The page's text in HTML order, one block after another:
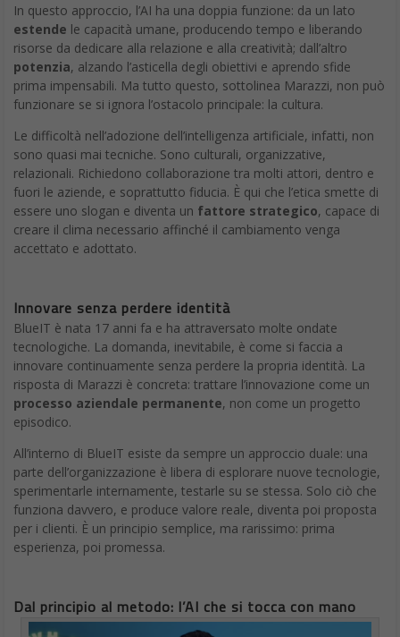
In questo approccio, l’AI ha una doppia funzione: da un lato
estende le capacità umane, producendo tempo e liberando
risorse da dedicare alla relazione e alla creatività; dall’altro
potenzia, alzando l’asticella degli obiettivi e aprendo sfide
prima impensabili. Ma tutto questo, sottolinea Marazzi, non può
funzionare se si ignora l’ostacolo principale: la cultura.
Le difficoltà nell’adozione dell’intelligenza artificiale, infatti, non
sono quasi mai tecniche. Sono culturali, organizzative,
relazionali. Richiedono collaborazione tra molti attori, dentro e
fuori le aziende, e soprattutto fiducia. È qui che l’etica smette di
essere uno slogan e diventa un fattore strategico, capace di
creare il clima necessario affinché il cambiamento venga
accettato e adottato.
Innovare senza perdere identità
BlueIT è nata 17 anni fa e ha attraversato molte ondate
tecnologiche. La domanda, inevitabile, è come si faccia a
innovare continuamente senza perdere la propria identità. La
risposta di Marazzi è concreta: trattare l’innovazione come un
processo aziendale permanente, non come un progetto
episodico.
All’interno di BlueIT esiste da sempre un approccio duale: una
parte dell’organizzazione è libera di esplorare nuove tecnologie,
sperimentarle internamente, testarle su se stessa. Solo ciò che
funziona davvero, e produce valore reale, diventa poi proposta
per i clienti. È un principio semplice, ma rarissimo: prima
esperienza, poi promessa.
Dal principio al metodo: l’AI che si tocca con mano